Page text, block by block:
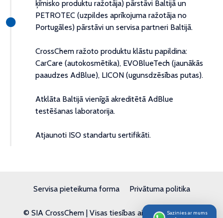
Sazinies ar mums
ķīmisko produktu ražotāja) pārstāvi Baltijā un
PETROTEC (uzpildes aprīkojuma ražotāja no
Portugāles) pārstāvi un servisa partneri Baltijā.
CrossChem ražoto produktu klāstu papildina:
CarCare (autokosmētika), EVOBlueTech (jaunākās
paaudzes AdBlue), LICON (ugunsdzēsības putas).
Atklāta Baltijā vienīgā akreditētā AdBlue
testēšanas laboratorija.
Atjaunoti ISO standartu sertifikāti.
© SIA CrossChem | Visas tiesības aizsargātas | 2026
Servisa pieteikuma forma Privātuma politika